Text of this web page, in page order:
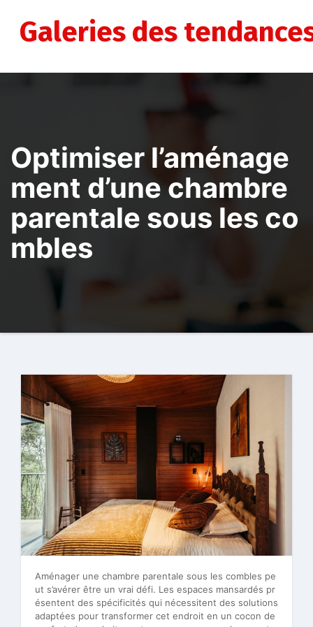
contenuGaleries des
Optimiser l’aménage
ment d’une chambre
parentale sous les co
mbles
Aménager une chambre parentale sous les combles pe
ut s’avérer être un vrai défi. Les espaces mansardés pr
ésentent des spécificités qui nécessitent des solutions
adaptées pour transformer cet endroit en un cocon de